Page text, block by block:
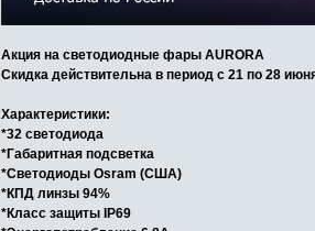
Акция на светодиодные фары AURORA
Скидка действительна в период с 21 по 28
Характеристики:
*32 светодиода
*Габаритная подсветка
*Светодиоды Osram (США)
*КПД линзы 94%
*Класс защиты IP69